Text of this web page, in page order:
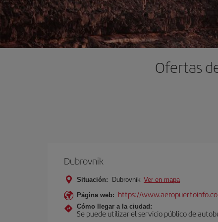
Ofertas
Dubrovnik
Situación: Dubrovnik Ver en mapa
Página web: https://
Cómo llegar a la ciudad:
Se puede utilizar el servicio público de